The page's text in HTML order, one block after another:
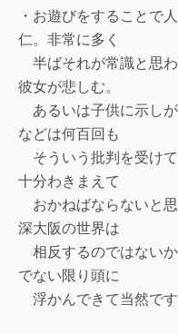
・お遊びをすることで
仁。非常に多く
半ばそれが常識と思
彼女が悲しむ。
あるいは子供に示し
などは何百回も
そういう批判を受けて
十分わきまえて
おかねばならないと
深大阪の世界は
相反するのではない
でない限り頭に
浮かんできて当然です